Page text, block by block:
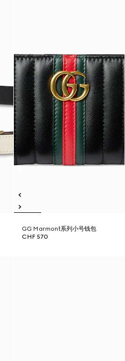
GG Marmont系列小号钱包
CHF 570